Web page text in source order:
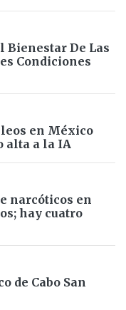
Bienestar De Las
Condiciones
en México
alta a la IA
narcóticos en
hay cuatro
de Cabo San